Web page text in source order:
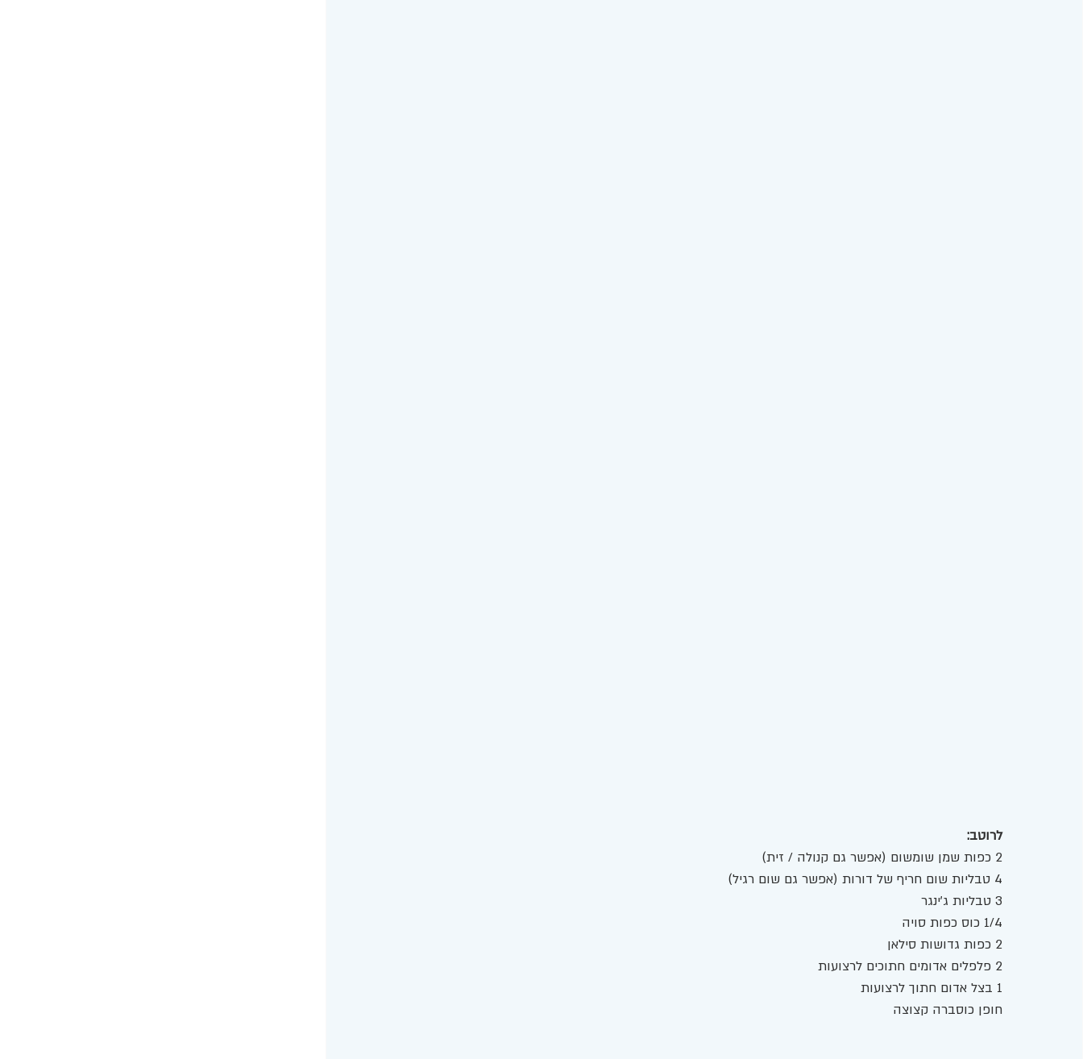
לרוטב:
2 כפות שמן שומשום (אפשר גם קנולה / זית)
4 טבליות שום חריף של דורות (אפשר גם שום רגיל)
3 טבליות ג'ינגר
1/4 כוס כפות סויה
2 כפות גדושות סילאן
2 פלפלים אדומים חתוכים לרצועות
1 בצל אדום חתוך לרצועות
חופן כוסברה קצוצה